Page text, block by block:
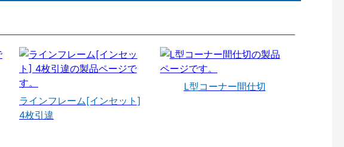
ラインフレーム[インセット]
4枚引違
L型コーナー間仕切